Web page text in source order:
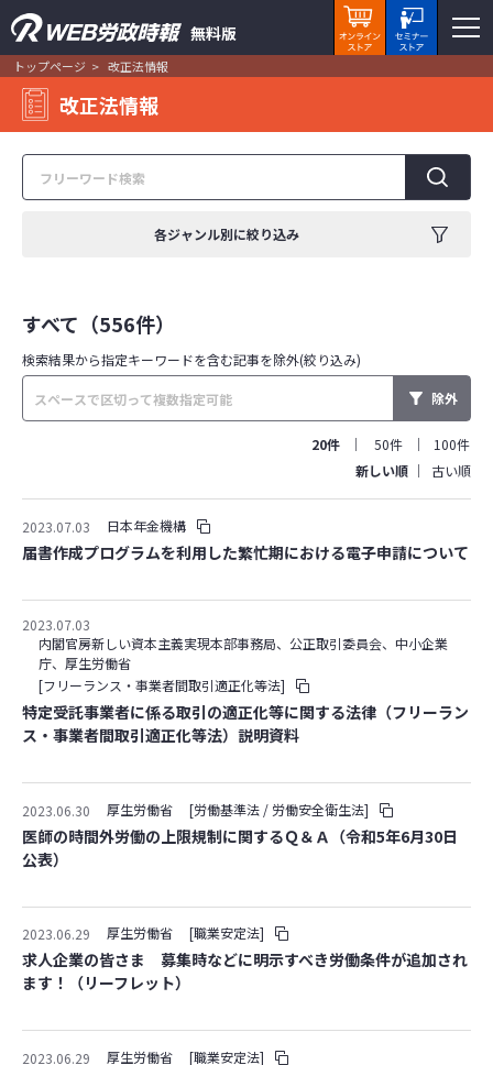
無料版
トップページ 改正法情報
改正法情報
各ジャンル別に絞り込み
すべて（556件）
検索結果から指定キーワードを含む記事を除外(絞り込み)
除外
20件 50件
100件
新しい順
古い順
2023.07.03 日本年金機構
届書作成プログラムを利用した繁忙期における電子申請について
2023.07.03
内閣官房新しい資本主義実現本部事務局、公正取引委員会、中小企業
庁、厚生労働省
[フリーランス・事業者間取引適正化等法]
特定受託事業者に係る取引の適正化等に関する法律（フリーラン
ス・事業者間取引適正化等法）説明資料
2023.06.30 厚生労働省 [労働基準法 / 労働安全衛生法]
医師の時間外労働の上限規制に関するＱ＆Ａ（令和5年6月30日
公表）
2023.06.29 厚生労働省 [職業安定法]
求人企業の皆さま 募集時などに明示すべき労働条件が追加され
ます！（リーフレット）
2023.06.29 厚生労働省 [職業安定法]